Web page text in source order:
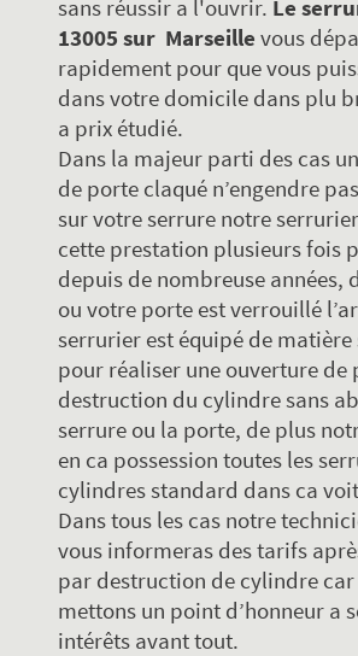
sans réussir a l'ouvrir. Le
13005 sur Marseille vous
rapidement pour que vous
dans votre domicile dans plu
a prix étudié.
Dans la majeur parti des cas
de porte claqué n’engendre
sur votre serrure notre
cette prestation plusieurs fois
depuis de nombreuse années,
ou votre porte est verrouillé
serrurier est équipé de
pour réaliser une ouverture de
destruction du cylindre sans
serrure ou la porte, de plus
en ca possession toutes les
cylindres standard dans ca
Dans tous les cas notre
vous informeras des tarifs
par destruction de cylindre car
mettons un point d’honneur a
intérêts avant tout.